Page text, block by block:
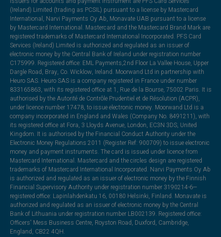
(Ireland) Limited (trading as PCSIL) pursuant to a license by Mastercard
International, Narvi Payments Oy Ab, Monavate UAB pursuant to a license
by Mastercard International. Mastercard and the Mastercard Brand Mark are
registered trademarks of Mastercard International Incorporated. PFS Card
Services (Ireland) Limited is authorized and regulated as an issuer of
electronic money by the Central Bank of Ireland under registration number
C175999. Registered office: EML Payments,2nd Floor La Vallee House, Upper
Dargle Road, Bray, Co. Wicklow, Ireland. Moorwand Ltd in partnership with
Heuro SAS. Heuro SAS is a company registered in France under number
833165863, with its registered office at 1, Rue de la Bourse, 75002 Paris. It is
authorised by the Autorité de Contrôle Prudentiel et de Résolution (ACPR),
under licence number 17478, to issue electronic money. Moorwand Ltd is a
company incorporated in England and Wales (Company No. 8491211), with
its registered office at Fora, 3 Lloyds Avenue, London, EC3N 3DS, United
Kingdom. It is authorised by the Financial Conduct Authority under the
Electronic Money Regulations 2011 (Register Ref: 900709) to issue electronic
money and payment instruments. The card is issued under licence from
Mastercard International. Mastercard and the circles design are registered
trademarks of Mastercard International Incorporated. Narvi Payments Oy Ab
is authorized and regulated as an issuer of electronic money by the Finnish
Financial Supervisory Authority under registration number 3190214-6—
registered office: Lapinlahdenkatu 16, 00180 Helsinki, Finland. Monavate is
authorized and regulated as an issuer of electronic money by the Central
Bank of Lithuania under registration number LB002139. Registered office:
Officers' Mess Business Centre, Royston Road, Duxford, Cambridge,
England, CB22 4QH.